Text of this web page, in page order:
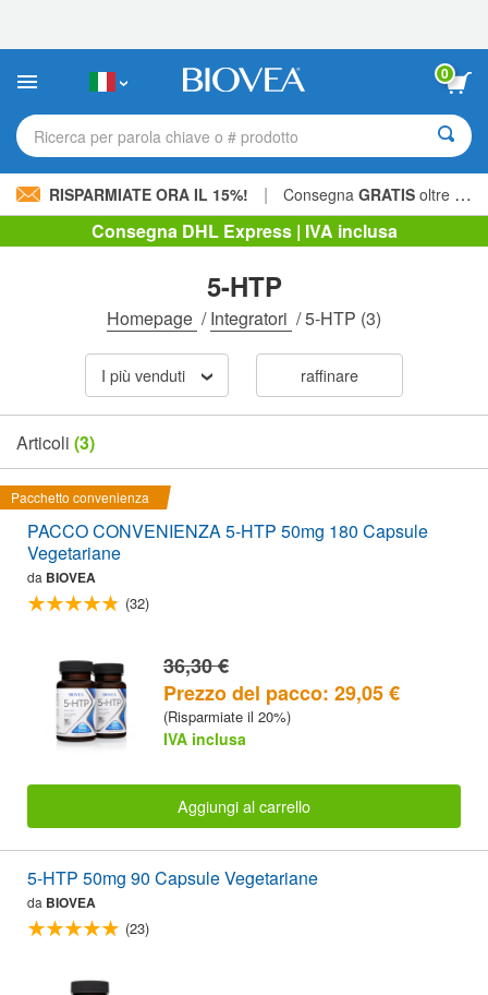
sito
include
sistema
0
Ricerca per parola chiave o # prodotto
RISPARMIATE ORA IL 15%! | Consegna GRATIS oltre 60,00 € »
Consegna DHL Express | IVA inclusa
5-HTP
Homepage /Integratori /5-HTP (3)
I più venduti raffinare
Articoli (3)
Pacchetto convenienza
PACCO CONVENIENZA 5-HTP 50mg 180 Capsule
Vegetariane
da BIOVEA
(32)
36,30 €
Prezzo del pacco: 29,05 €
(Risparmiate il 20%)
IVA inclusa
Aggiungi al carrello
5-HTP 50mg 90 Capsule Vegetariane
da BIOVEA
(23)